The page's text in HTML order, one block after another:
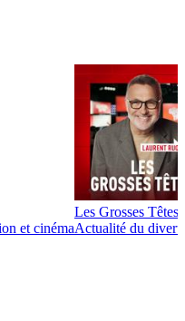
et cinéma
Les Grosses Têtes
Actualité du